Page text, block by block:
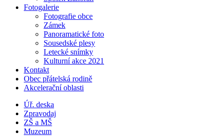
Fotogalerie
Fotografie obce
Zámek
Panoramatické foto
Sousedské plesy
Letecké snímky
Kulturní akce 2021
Kontakt
Obec přátelská rodině
Akcelerační oblasti
Úř. deska
Zpravodaj
ZŠ a MŠ
Muzeum